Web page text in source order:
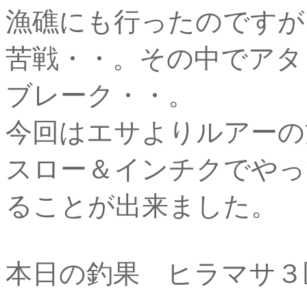
漁礁にも行ったのです
苦戦・・。その中でア
ブレーク・・。
今回はエサよりルアー
スロー＆インチクでや
ることが出来ました。
本日の釣果 ヒラマサ